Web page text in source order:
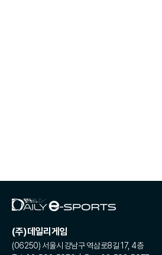
(주)데일리게임
(06250) 서울시 강남구 역삼로8길 17, 4층